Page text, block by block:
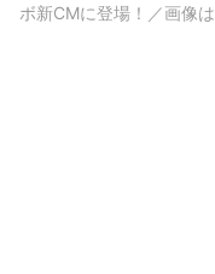
ボ新CMに登場！／画像は